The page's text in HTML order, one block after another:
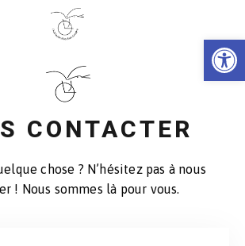
CONTACTER
chose ? N’hésitez pas à nous
! Nous sommes là pour vous.